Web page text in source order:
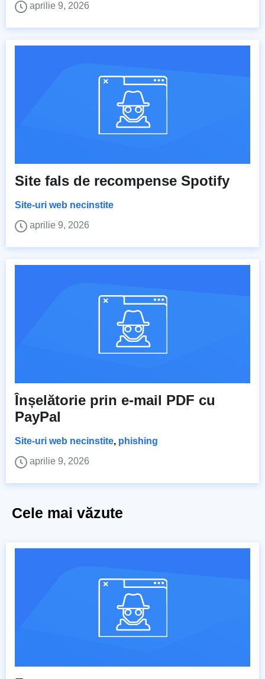
aprilie 9, 2026
Site fals de recompense Spotify
Site-uri web necinstite
aprilie 9, 2026
Înșelătorie prin e-mail PDF cu
PayPal
Site-uri web necinstite, phishing
aprilie 9, 2026
Cele mai văzute